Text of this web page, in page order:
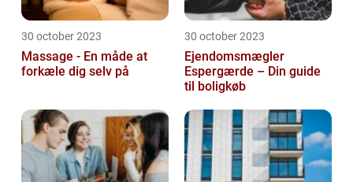
30 october 2023
Massage - En måde at
forkæle dig selv på
30 october 2023
Ejendomsmægler
Espergærde – Din guide
til boligkøb